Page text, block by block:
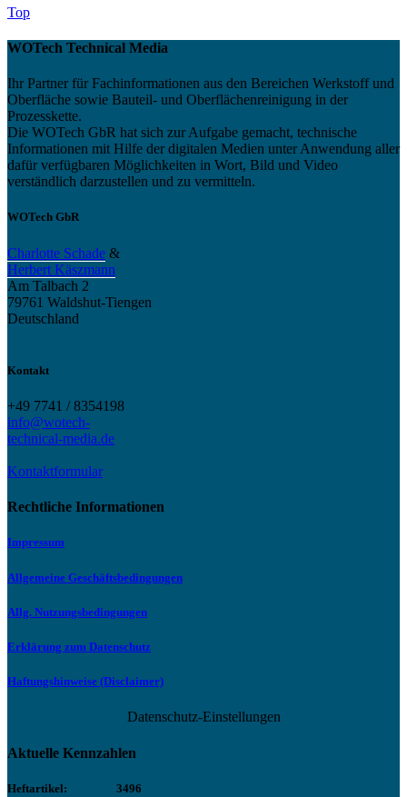
Top
WOTech Technical Media
Ihr Partner für Fachinformationen aus den Bereichen Werkstoff und
Oberfläche sowie Bauteil- und Oberflächenreinigung in der
Prozesskette.
Die WOTech GbR hat sich zur Aufgabe gemacht, technische
Informationen mit Hilfe der digitalen Medien unter Anwendung aller
dafür verfügbaren Möglichkeiten in Wort, Bild und Video
verständlich darzustellen und zu vermitteln.
WOTech GbR
Charlotte Schade &
Herbert Käszmann
Am Talbach 2
79761 Waldshut-Tiengen
Deutschland
Kontakt
+49 7741 / 8354198
info@wotech-
technical-media.de
Kontaktformular
Rechtliche Informationen
Impressum
Allgemeine Geschäftsbedingungen
Allg. Nutzungsbedingungen
Erklärung zum Datenschutz
Haftungshinweise (Disclaimer)
Datenschutz-Einstellungen
Aktuelle Kennzahlen
Heftartikel: 3496